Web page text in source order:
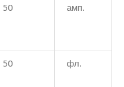
50 амп.
50 фл.